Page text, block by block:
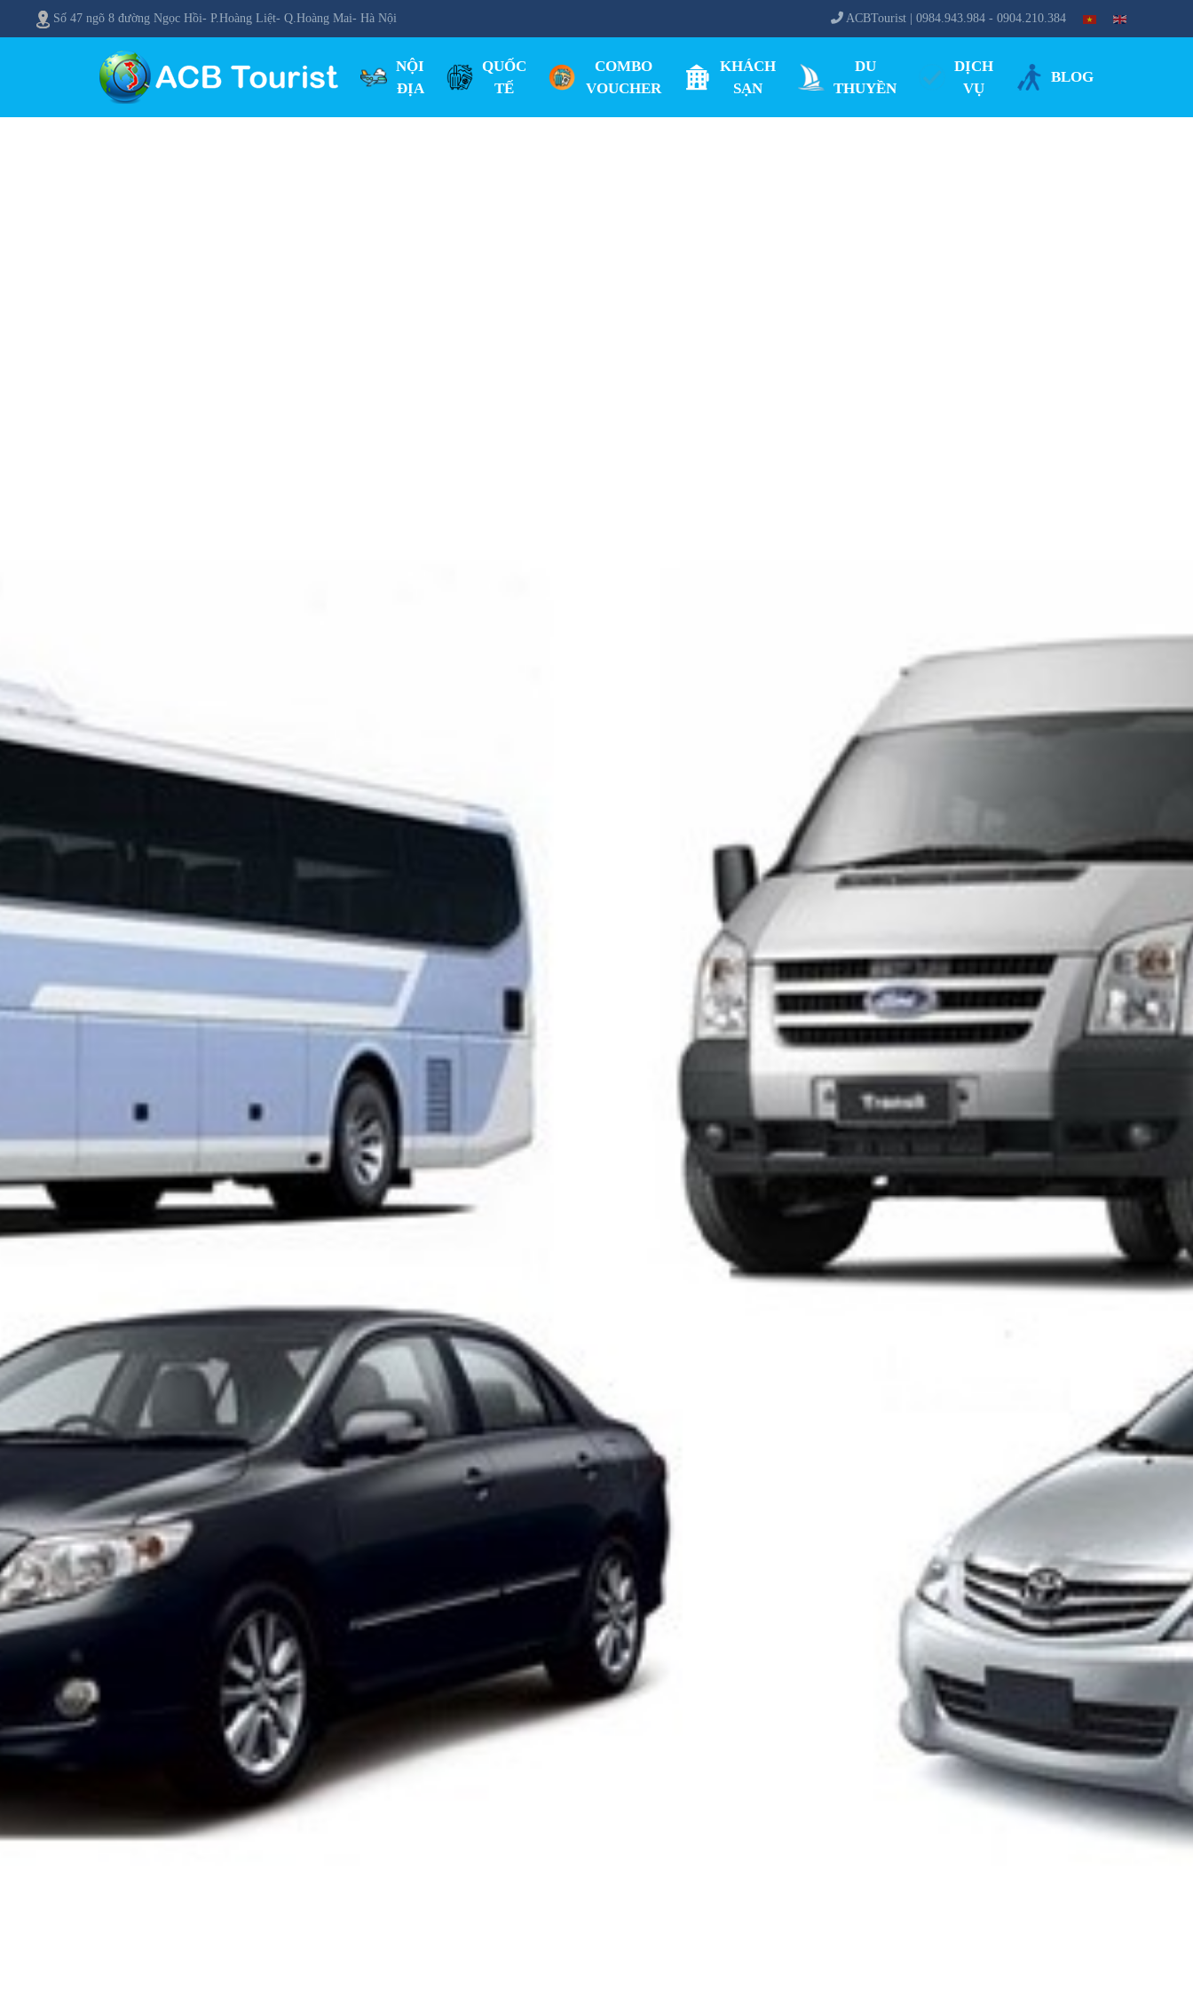
Số 47 ngõ 8 đường Ngọc Hồi- P.Hoàng Liệt- Q.Hoàng Mai- Hà Nội ACBTourist | 0984.943.984 - 0904.210.384
NỘI
ĐỊA
QUỐC
TẾ
COMBO
VOUCHER
KHÁCH
SẠN
DU
THUYỀN
DỊCH
VỤ
BLOG